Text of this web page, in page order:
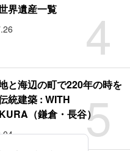
4
界遺産一覧
5
と海辺の町で220年の時を
統建築 : WITH
（鎌倉・長谷）